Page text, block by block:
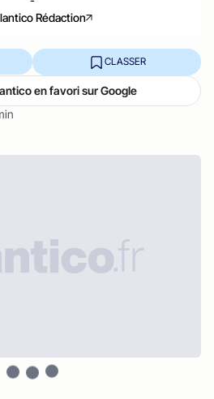
Rédaction
CLASSER
en favori sur Google